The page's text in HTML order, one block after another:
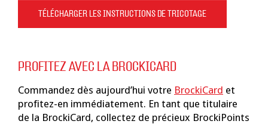
TÉLÉCHARGER LES INSTRUCTIONS DE TRICOTAGE
PROFITEZ AVEC LA BROCKICARD
Commandez dès aujourd’hui votre BrockiCard et
profitez-en immédiatement. En tant que titulaire
de la BrockiCard, collectez de précieux BrockiPoints